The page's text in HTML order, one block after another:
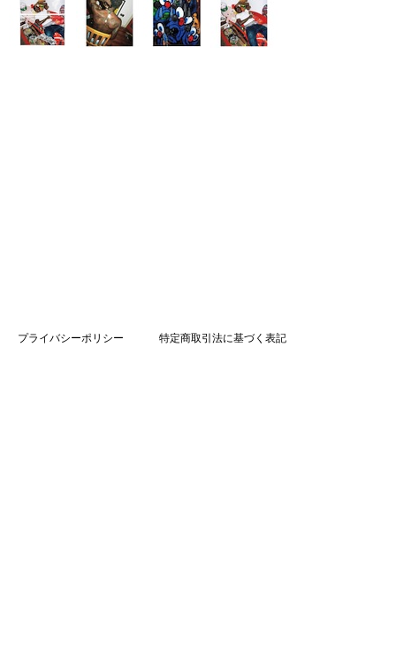
プライバシーポリシー 特定商取引法に基づく表記